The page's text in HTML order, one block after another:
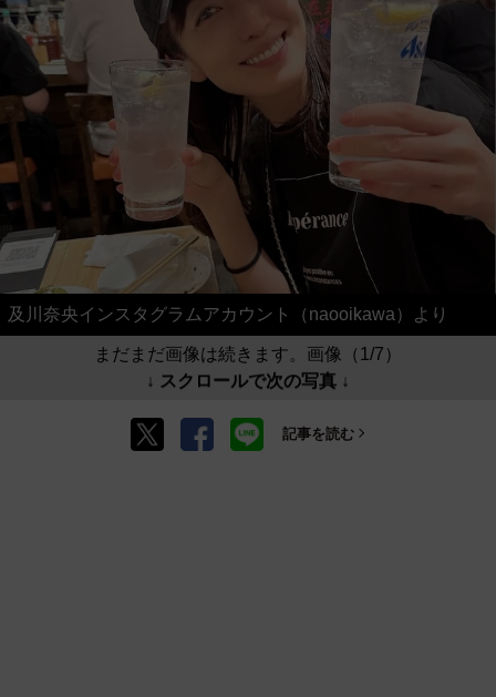
及川奈央インスタグラムアカウント（naooikawa）より
まだまだ画像は続きます。画像（1/7）
↓ スクロールで次の写真 ↓
記事を読む